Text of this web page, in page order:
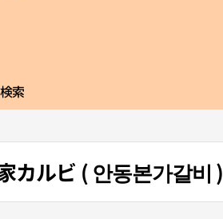
索
カルビ ( 안동본가갈비 )